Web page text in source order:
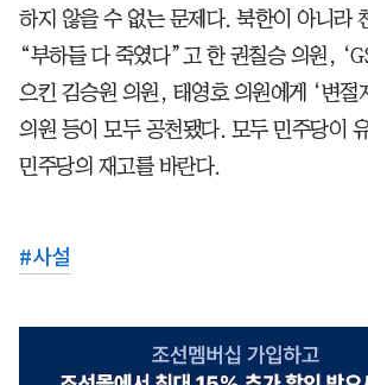
하지 않을 수 없는 문제다. 북한이 아니라
“부하들 다 죽였다”고 한 권칠승 의원,
으킨 김승원 의원, 태영호 의원에게 ‘변절
의원 등이 모두 공천됐다. 모두 민주당이
민주당의 재고를 바란다.
#사설